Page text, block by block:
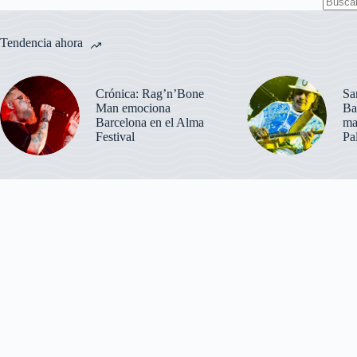
Tendencia ahora
Crónica: Rag’n’Bone
Man emociona
Barcelona en el Alma
Festival